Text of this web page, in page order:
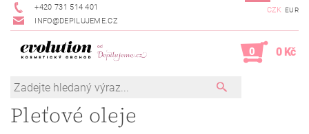
+420 731 514 401
INFO@DEPILUJEME.CZ
CZK EUR
0 0 Kč
Pleťové oleje